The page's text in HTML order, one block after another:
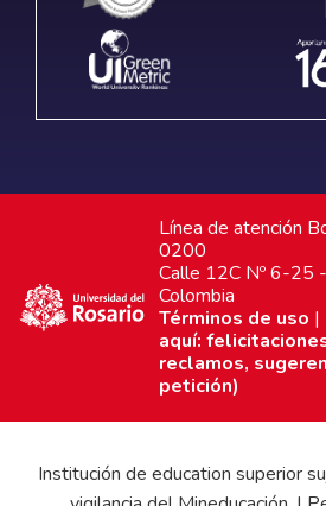
Línea de atención
0200
Calle 12C Nº 6-25
Colombia
Términos de uso |
aquí:
reclamos,
petición)
Institución de education superior